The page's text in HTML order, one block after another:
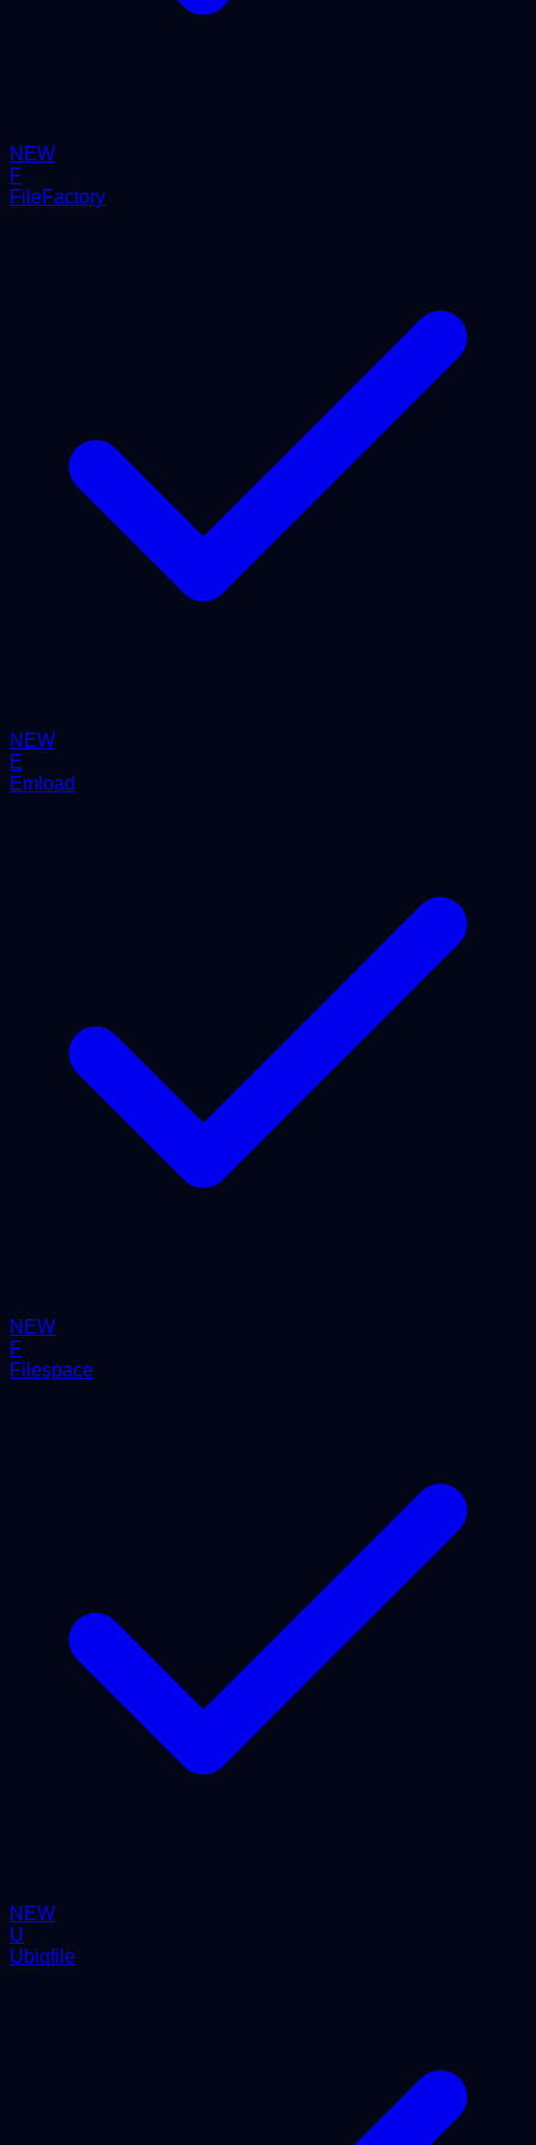
NEW
F
FileFactory
NEW
E
Emload
NEW
F
Filespace
NEW
U
Ubiqfile